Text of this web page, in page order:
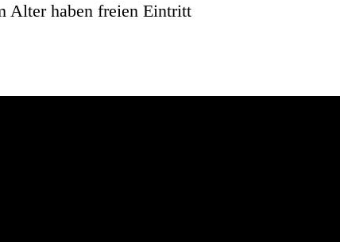
Alter haben freien Eintritt